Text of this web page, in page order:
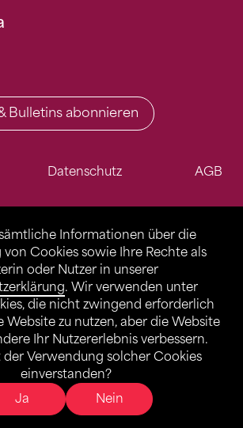
Informationen über die
Cookies sowie Ihre Rechte als
oder Nutzer in unserer
. Wir verwenden unter
die nicht zwingend erforderlich
Website zu nutzen, aber die Website
Ihr Nutzererlebnis verbessern.
der Verwendung solcher Cookies
einverstanden?
Ja
Nein
Bulletins abonnieren
Datenschutz AGB